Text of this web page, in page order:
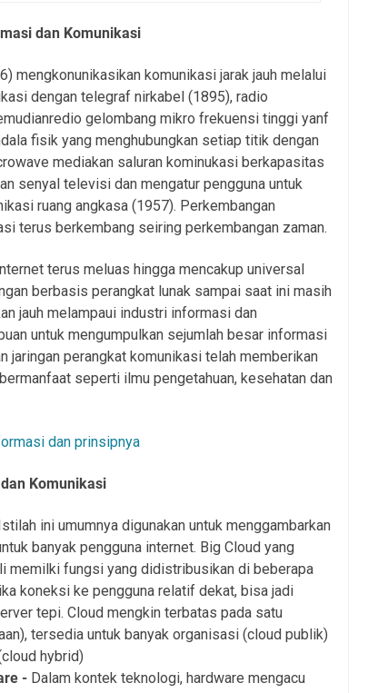
dan Komunikasi
mengkonunikasikan komunikasi jarak jauh melalui
dengan telegraf nirkabel (1895), radio
gelombang mikro frekuensi tinggi yanf
fisik yang menghubungkan setiap titik dengan
mediakan saluran kominukasi berkapasitas
senyal televisi dan mengatur pengguna untuk
ruang angkasa (1957). Perkembangan
terus berkembang seiring perkembangan zaman.
terus meluas hingga mencakup universal
berbasis perangkat lunak sampai saat ini masih
jauh melampaui industri informasi dan
untuk mengumpulkan sejumlah besar informasi
jaringan perangkat komunikasi telah memberikan
seperti ilmu pengetahuan, kesehatan dan
dan prinsipnya
Komunikasi
ini umumnya digunakan untuk menggambarkan
banyak pengguna internet. Big Cloud yang
memilki fungsi yang didistribusikan di beberapa
koneksi ke pengguna relatif dekat, bisa jadi
tepi. Cloud mengkin terbatas pada satu
tersedia untuk banyak organisasi (cloud publik)
hybrid)
- Dalam kontek teknologi, hardware mengacu